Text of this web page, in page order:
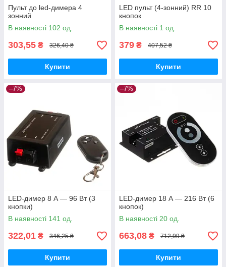
Пульт до led-димера 4
зонний
В наявності 102 од.
303,55 ₴ 326,40 ₴
Купити
LED пульт (4-зонний) RR 10
кнопок
В наявності 1 од.
379 ₴ 407,52 ₴
Купити
–7%
LED-димер 8 А — 96 Вт (3
кнопки)
В наявності 141 од.
322,01 ₴ 346,25 ₴
Купити
–7%
LED-димер 18 А — 216 Вт (6
кнопок)
В наявності 20 од.
663,08 ₴ 712,99 ₴
Купити